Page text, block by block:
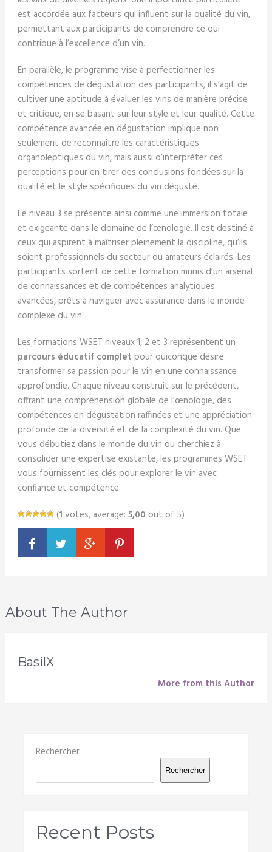
est accordée aux facteurs qui influent sur la qualité du vin,
permettant aux participants de comprendre ce qui
contribue à l’excellence d’un vin.
En parallèle, le programme vise à perfectionner les
compétences de dégustation des participants, il s’agit de
cultiver une aptitude à évaluer les vins de manière précise
et critique, en se basant sur leur style et leur qualité. Cette
compétence avancée en dégustation implique non
seulement de reconnaître les caractéristiques
organoleptiques du vin, mais aussi d’interpréter ces
perceptions pour en tirer des conclusions fondées sur la
qualité et le style spécifiques du vin dégusté.
Le niveau 3 se présente ainsi comme une immersion totale
et exigeante dans le domaine de l’œnologie. Il est destiné à
ceux qui aspirent à maîtriser pleinement la discipline, qu’ils
soient professionnels du secteur ou amateurs éclairés. Les
participants sortent de cette formation munis d’un arsenal
de connaissances et de compétences analytiques
avancées, prêts à naviguer avec assurance dans le monde
complexe du vin.
Les formations WSET niveaux 1, 2 et 3 représentent un
parcours éducatif complet pour quiconque désire
transformer sa passion pour le vin en une connaissance
approfondie. Chaque niveau construit sur le précédent,
offrant une compréhension globale de l’œnologie, des
compétences en dégustation raffinées et une appréciation
profonde de la diversité et de la complexité du vin. Que
vous débutiez dans le monde du vin ou cherchiez à
consolider une expertise existante, les programmes WSET
vous fournissent les clés pour explorer le vin avec
confiance et compétence.
(1 votes, average: 5,00 out of 5)
About The Author
BasilX
More from this Author
Rechercher
Rechercher
Recent Posts